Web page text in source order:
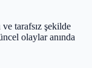
tarafsız şekilde
olaylar anında